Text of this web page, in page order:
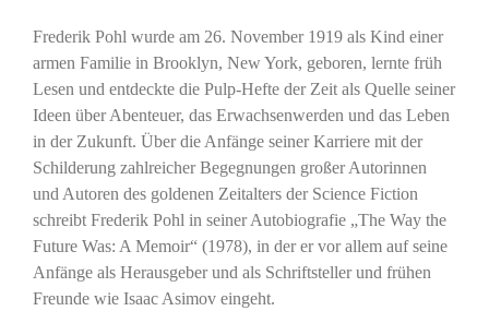
Frederik Pohl wurde am 26. November 1919 als Kind einer
armen Familie in Brooklyn, New York, geboren, lernte früh
Lesen und entdeckte die Pulp-Hefte der Zeit als Quelle seiner
Ideen über Abenteuer, das Erwachsenwerden und das Leben
in der Zukunft. Über die Anfänge seiner Karriere mit der
Schilderung zahlreicher Begegnungen großer Autorinnen
und Autoren des goldenen Zeitalters der Science Fiction
schreibt Frederik Pohl in seiner Autobiografie „The Way the
Future Was: A Memoir“ (1978), in der er vor allem auf seine
Anfänge als Herausgeber und als Schriftsteller und frühen
Freunde wie Isaac Asimov eingeht.